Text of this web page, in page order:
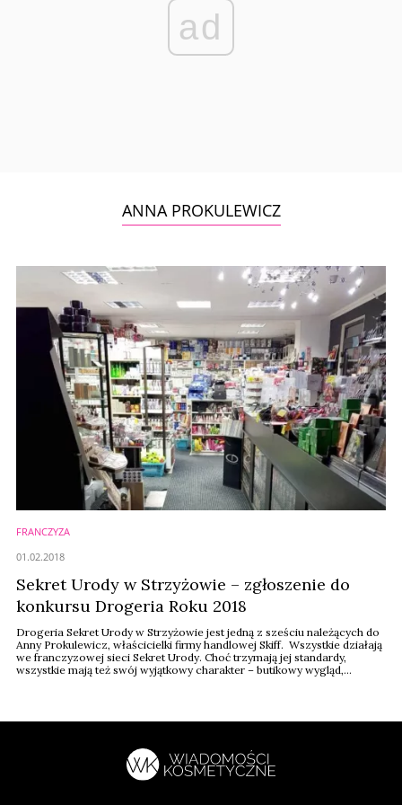
ad
ANNA PROKULEWICZ
FRANCZYZA
Sekret Urody w Strzyżowie – zgłoszenie do
konkursu Drogeria Roku 2018
Drogeria Sekret Urody w Strzyżowie jest jedną z sześciu należących do
Anny Prokulewicz, właścicielki firmy handlowej Skiff. Wszystkie działają
we franczyzowej sieci Sekret Urody. Choć trzymają jej standardy,
wszystkie mają też swój wyjątkowy charakter – butikowy wygląd,
01.02.2018